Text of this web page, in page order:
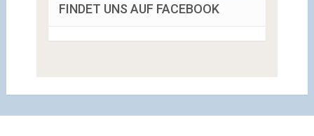
FINDET UNS AUF FACEBOOK